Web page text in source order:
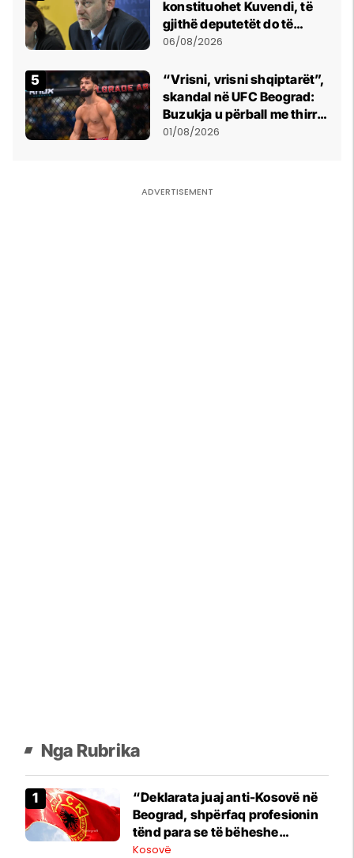
konstituohet Kuvendi, të
gjithë deputetët do të
bëjnë shkelje të rëndë
06/08/2026
“Vrisni, vrisni shqiptarët”,
skandal në UFC Beograd:
Buzukja u përball me thirrje
anti-shqiptare nga
01/08/2026
Nga Rubrika
“Deklarata juaj anti-Kosovë në
Beograd, shpërfaq profesionin
tënd para se të bëheshe
president”, OVL e UÇK-së i
Kosovë